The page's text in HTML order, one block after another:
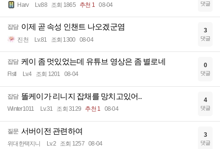
Harv Lv.88 조회 1865 추천 1 08-04 댓글
잡담 이제 곧 속성 인챈트 나오겠군염
진천 Lv.81 조회 1300 08-04
3
댓글
잡담 케이 좀 멋있었는데 유튜브 영상은 좀 별로네
Flstl Lv.4 조회 1201 08-04
0
댓글
잡담 똘케이가 리니지 잡채를 망치고있어..
Winter1011 Lv.31 조회 3129 추천 1 08-04
4
댓글
질문 서버이전 관련하여
위대한택지니 Lv.2 조회 1257 08-04
3
댓글